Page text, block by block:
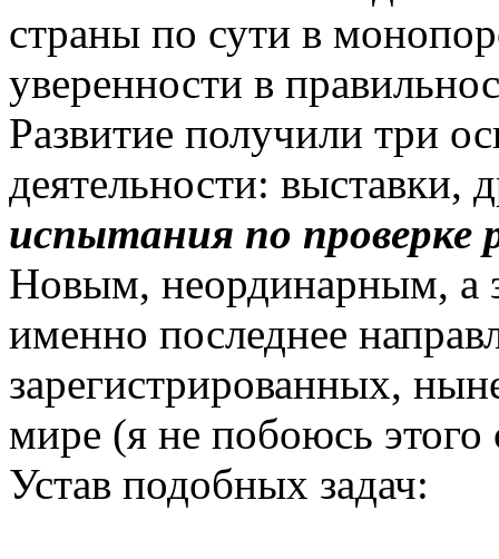
страны по сути в
уверенности в
Развитие получили три
деятельности: выставки,
испытания по проверке
Новым, неординарным, а
именно последнее
зарегистрированных,
мире (я не побоюсь этого
Устав подобных задач: